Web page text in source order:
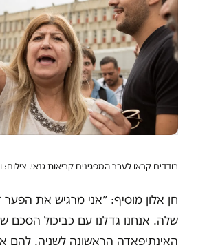
בודדים קראו לעבר המפגינים קריאות גנאי. צילום:
חן אלון מוסיף: ״אני מרגיש את
שלה. אנחנו גדלנו עם כביכול הסכם
האינתיפאדה הראשונה לשניה. להם